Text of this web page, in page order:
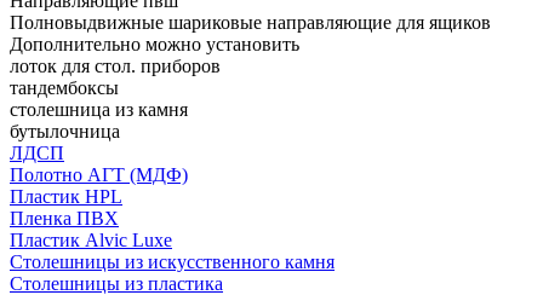
Полновыдвижные шариковые направляющие для ящиков
Дополнительно можно установить
лоток для стол. приборов
тандембоксы
столешница из камня
бутылочница
ЛДСП
Полотно АГТ (МДФ)
Пластик HPL
Пленка ПВХ
Пластик Alvic Luxe
Столешницы из искусственного камня
Столешницы из пластика